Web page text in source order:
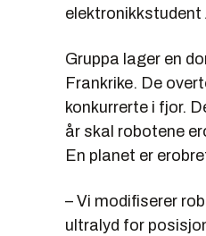
Gruppa lager en
Frankrike. De
konkurrerte i fjor.
år skal robotene
En planet er
– Vi modifiserer
ultralyd for